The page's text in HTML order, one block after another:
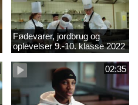
Fødevarer, jordbrug og
oplevelser 9.-10. klasse 2022
02:35